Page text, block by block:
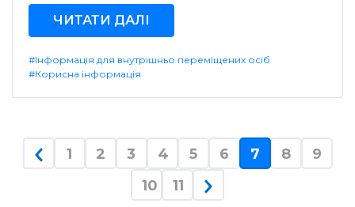
ЧИТАТИ ДАЛІ
#Інформація для внутрішньо переміщених осіб
#Корисна інформація
1 2 3 4 5 6 7(current)
8
9
10
11